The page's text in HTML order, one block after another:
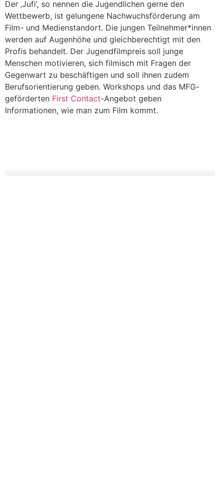
Der ‚Jufi‘, so nennen die Jugendlichen gerne den
Wettbewerb, ist gelungene Nachwuchsförderung am
Film- und Medienstandort. Die jungen Teilnehmer*innen
werden auf Augenhöhe und gleichberechtigt mit den
Profis behandelt. Der Jugendfilmpreis soll junge
Menschen motivieren, sich filmisch mit Fragen der
Gegenwart zu beschäftigen und soll ihnen zudem
Berufsorientierung geben. Workshops und das MFG-
geförderten First Contact-Angebot geben
Informationen, wie man zum Film kommt.